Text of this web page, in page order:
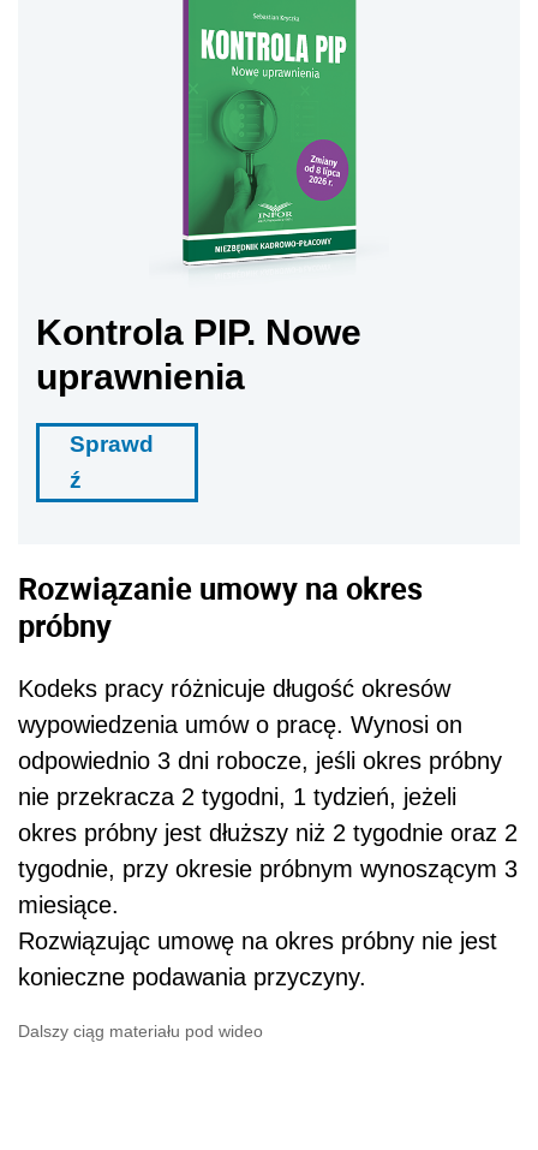
Kontrola PIP. Nowe
uprawnienia
Sprawd
ź
Rozwiązanie umowy na okres
próbny
Kodeks pracy różnicuje długość okresów
wypowiedzenia umów o pracę. Wynosi on
odpowiednio 3 dni robocze, jeśli okres próbny
nie przekracza 2 tygodni, 1 tydzień, jeżeli
okres próbny jest dłuższy niż 2 tygodnie oraz 2
tygodnie, przy okresie próbnym wynoszącym 3
miesiące.
Rozwiązując umowę na okres próbny nie jest
konieczne podawania przyczyny.
Dalszy ciąg materiału pod wideo